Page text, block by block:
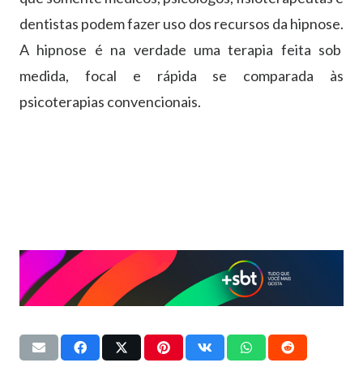
dentistas podem fazer uso dos recursos da hipnose.
A hipnose é na verdade uma terapia feita sob
medida, focal e rápida se comparada às
psicoterapias convencionais.